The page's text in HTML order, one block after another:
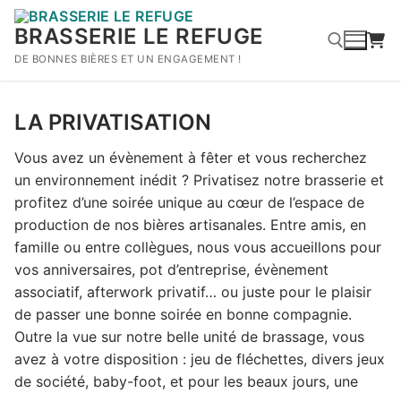
Aller
contenu
BRASSERIE LE REFUGE
DE BONNES BIÈRES ET UN ENGAGEMENT !
LA PRIVATISATION
Vous avez un évènement à fêter et vous recherchez
un environnement inédit ? Privatisez notre brasserie et
profitez d’une soirée unique au cœur de l’espace de
production de nos bières artisanales. Entre amis, en
famille ou entre collègues, nous vous accueillons pour
vos anniversaires, pot d’entreprise, évènement
associatif, afterwork privatif… ou juste pour le plaisir
de passer une bonne soirée en bonne compagnie.
Outre la vue sur notre belle unité de brassage, vous
avez à votre disposition : jeu de fléchettes, divers jeux
de société, baby-foot, et pour les beaux jours, une